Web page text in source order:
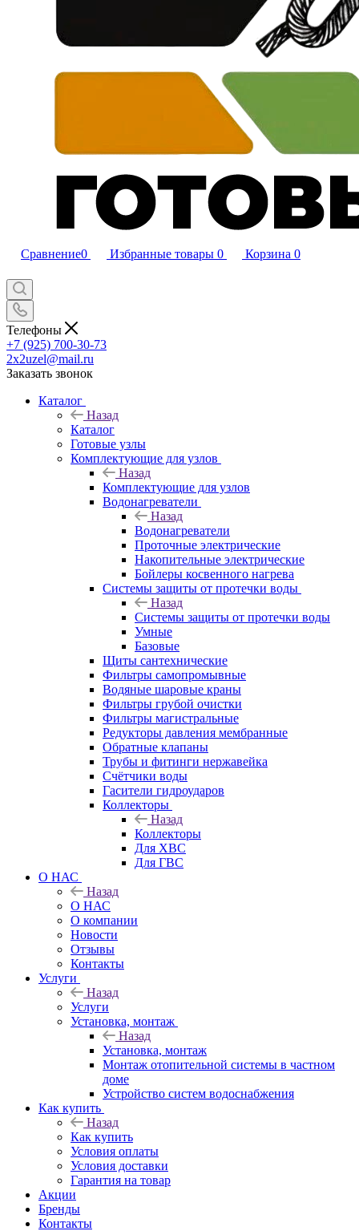
Сравнение0 Избранные товары 0 Корзина 0
Телефоны
+7 (925) 700-30-73
2x2uzel@mail.ru
Заказать звонок
Каталог
Назад
Каталог
Готовые узлы
Комплектующие для узлов
Назад
Комплектующие для узлов
Водонагреватели
Назад
Водонагреватели
Проточные электрические
Накопительные электрические
Бойлеры косвенного нагрева
Системы защиты от протечки воды
Назад
Системы защиты от протечки воды
Умные
Базовые
Щиты сантехнические
Фильтры самопромывные
Водяные шаровые краны
Фильтры грубой очистки
Фильтры магистральные
Редукторы давления мембранные
Обратные клапаны
Трубы и фитинги нержавейка
Счётчики воды
Гасители гидроударов
Коллекторы
Назад
Коллекторы
Для ХВС
Для ГВС
О НАС
Назад
О НАС
О компании
Новости
Отзывы
Контакты
Услуги
Назад
Услуги
Установка, монтаж
Назад
Установка, монтаж
Монтаж отопительной системы в частном
доме
Устройство систем водоснабжения
Как купить
Назад
Как купить
Условия оплаты
Условия доставки
Гарантия на товар
Акции
Бренды
Контакты